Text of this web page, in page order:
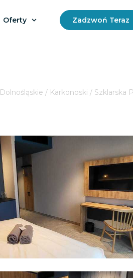
Oferty Zadzwoń Teraz
Dolnośląskie / Karkonoski / Szklarska